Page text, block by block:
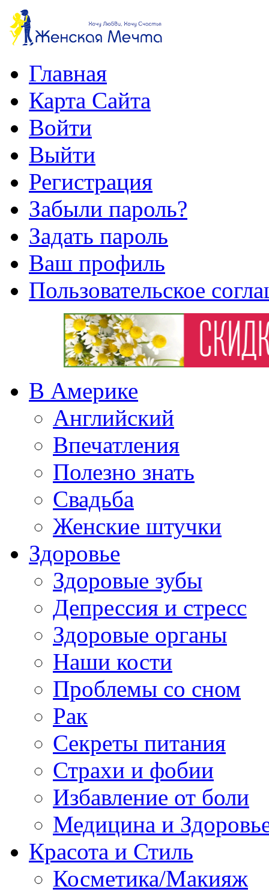
Главная
Карта Сайта
Войти
Выйти
Регистрация
Забыли пароль?
Задать пароль
Ваш профиль
Пользовательское
В Америке
Английский
Впечатления
Полезно знать
Свадьба
Женские штучки
Здоровье
Здоровые зубы
Депрессия и стресс
Здоровые органы
Наши кости
Проблемы со сном
Рак
Секреты питания
Страхи и фобии
Избавление от боли
Медицина и
Красота и Стиль
Косметика/Макияж